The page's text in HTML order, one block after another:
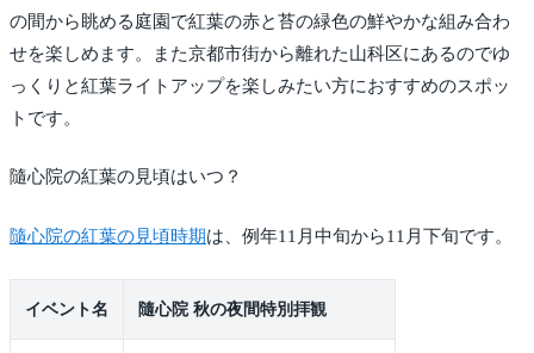
の間から眺める庭園で紅葉の赤と苔の緑色の鮮やかな組み合わ
せを楽しめます。また京都市街から離れた山科区にあるのでゆ
っくりと紅葉ライトアップを楽しみたい方におすすめのスポッ
トです。
隨心院の紅葉の見頃はいつ？
隨心院の紅葉の見頃時期は、例年11月中旬から11月下旬です。
イベント名 隨心院 秋の夜間特別拝観